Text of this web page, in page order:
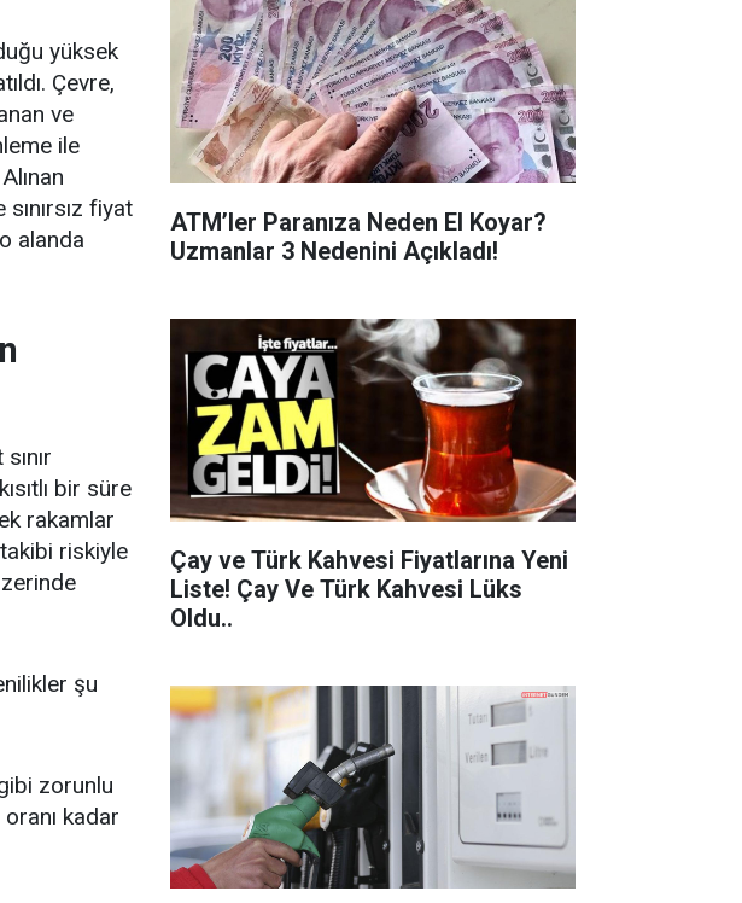
yüksek
Çevre,
ve
ile
fiyat
alanda
bir süre
rakamlar
riskiyle
şu
zorunlu
kadar
ATM’ler Paranıza Neden El Koyar?
Uzmanlar 3 Nedenini Açıkladı!
Çay ve Türk Kahvesi Fiyatlarına Yeni
Liste! Çay Ve Türk Kahvesi Lüks
Oldu..